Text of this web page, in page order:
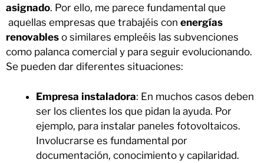
asignado. Por ello, me parece fundamental que
aquellas empresas que trabajéis con energías
renovables o similares empleéis las subvenciones
como palanca comercial y para seguir evolucionando.
Se pueden dar diferentes situaciones:
Empresa instaladora: En muchos casos deben
ser los clientes los que pidan la ayuda. Por
ejemplo, para instalar paneles fotovoltaicos.
Involucrarse es fundamental por
documentación, conocimiento y capilaridad.